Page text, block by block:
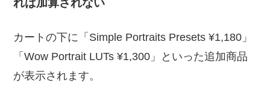
れば加算されない
カートの下に「Simple Portraits Presets ¥1,180」
「Wow Portrait LUTs ¥1,300」といった追加商品
が表示されます。